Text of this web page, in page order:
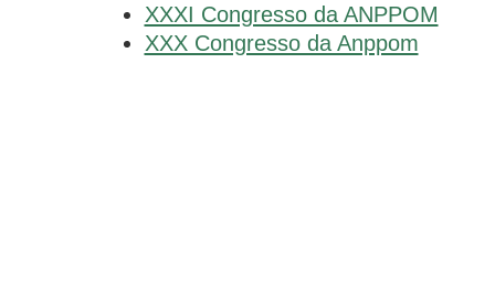
XXXI Congresso da ANPPOM
XXX Congresso da Anppom